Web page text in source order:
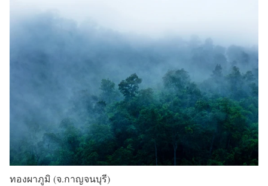
ทองผาภูมิ (จ.กาญจนบุรี)